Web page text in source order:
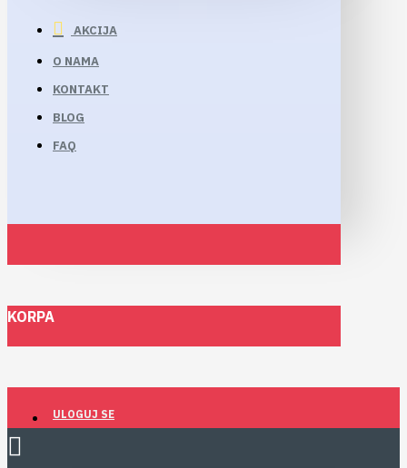
AKCIJA
O NAMA
KONTAKT
BLOG
FAQ
KORPA
ULOGUJ SE